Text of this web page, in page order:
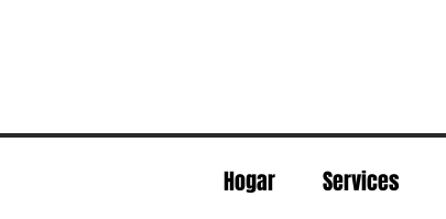
Hogar Services